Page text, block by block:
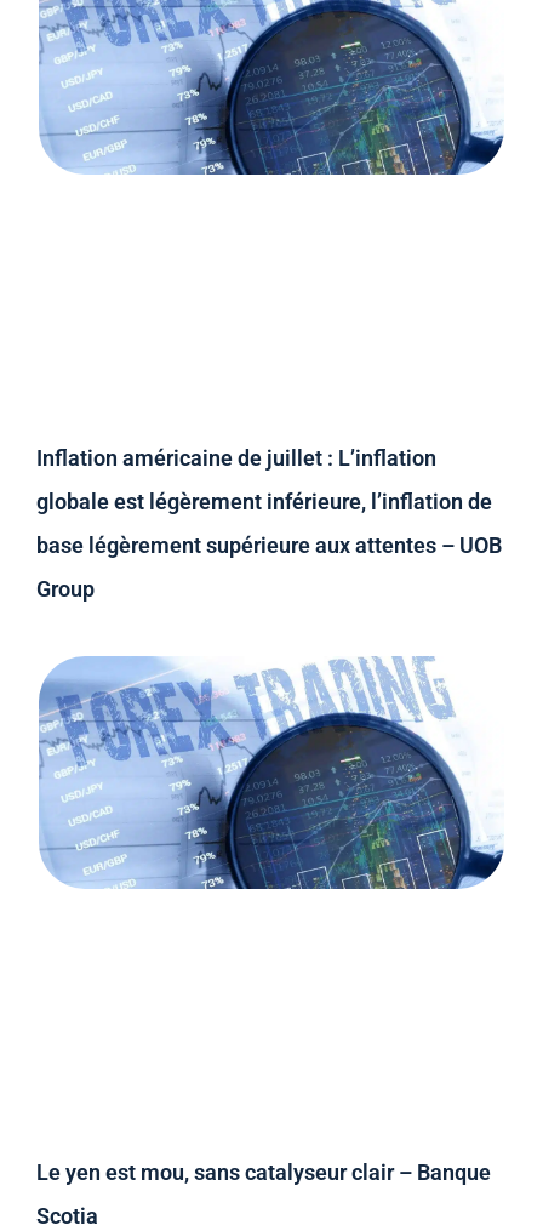
Inflation américaine de juillet : L’inflation
globale est légèrement inférieure, l’inflation de
base légèrement supérieure aux attentes – UOB
Group
Le yen est mou, sans catalyseur clair – Banque
Scotia